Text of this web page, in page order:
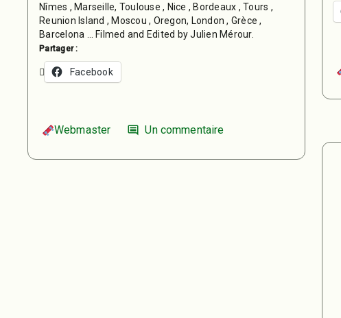
Nîmes , Marseille, Toulouse , Nice , Bordeaux , Tours ,
Reunion Island , Moscou , Oregon, London , Grèce ,
Barcelona … Filmed and Edited by Julien Mérour.
Partager :
Facebook
Webmaster comment Un commentaire